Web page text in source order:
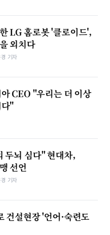
LG 홈로봇 '클로이드',
외치다
기자
CEO "우리는 더 이상
"
두뇌 심다" 현대차,
선언
기자
건설현장 '언어·숙련도